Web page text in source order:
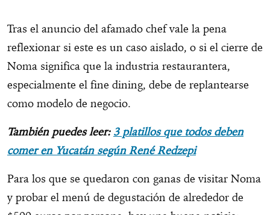
Tras el anuncio del afamado chef vale la pena
reflexionar si este es un caso aislado, o si el cierre de
Noma significa que la industria restaurantera,
especialmente el fine dining, debe de replantearse
como modelo de negocio.
También puedes leer: 3 platillos que todos deben
comer en Yucatán según René Redzepi
Para los que se quedaron con ganas de visitar Noma
y probar el menú de degustación de alrededor de